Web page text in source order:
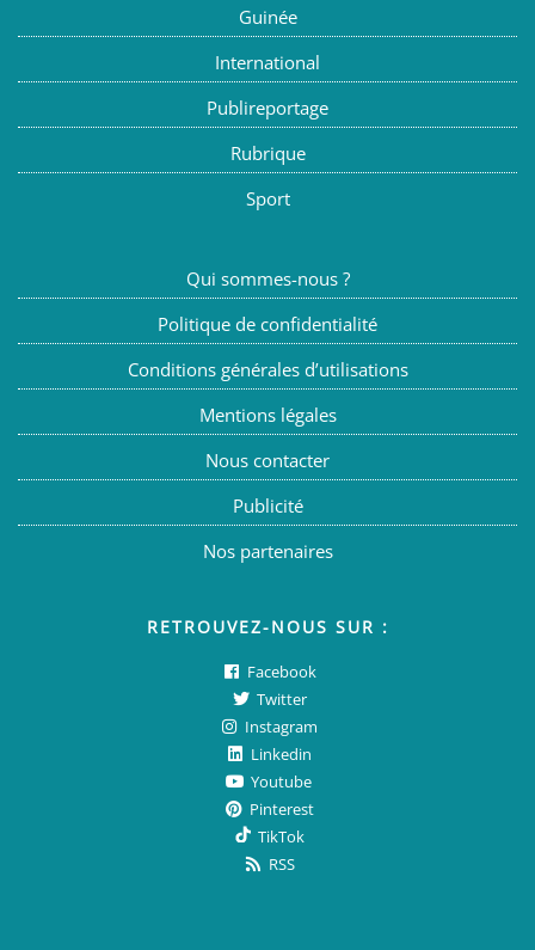
Guinée
International
Publireportage
Rubrique
Sport
Qui sommes-nous ?
Politique de confidentialité
Conditions générales d’utilisations
Mentions légales
Nous contacter
Publicité
Nos partenaires
RETROUVEZ-NOUS SUR :
Facebook
Twitter
Instagram
Linkedin
Youtube
Pinterest
TikTok
RSS